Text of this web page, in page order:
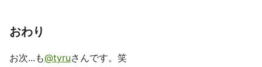
おわり
お次...も@tyruさんです。笑